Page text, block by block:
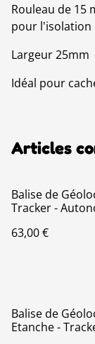
Rouleau de 15
pour l'isolation
Largeur 25mm
Idéal pour
Articles
Balise de
Tracker -
63,00 €
Balise de
Etanche -